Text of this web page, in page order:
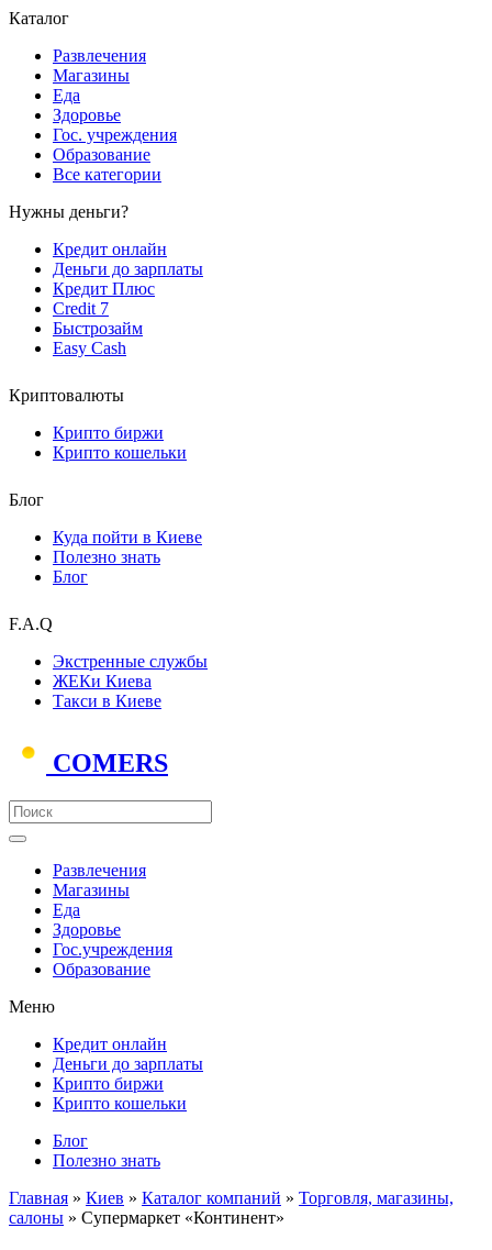
Каталог
Развлечения
Магазины
Еда
Здоровье
Гос. учреждения
Образование
Все категории
Нужны деньги?
Кредит онлайн
Деньги до зарплаты
Кредит Плюс
Credit 7
Быстрозайм
Easy Cash
Криптовалюты
Крипто биржи
Крипто кошельки
Блог
Куда пойти в Киеве
Полезно знать
Блог
F.A.Q
Экстренные службы
ЖЕКи Киева
Такси в Киеве
COMERS
Развлечения
Магазины
Еда
Здоровье
Гос.учреждения
Образование
Меню
Кредит онлайн
Деньги до зарплаты
Крипто биржи
Крипто кошельки
Блог
Полезно знать
Главная » Киев » Каталог компаний » Торговля, магазины,
салоны » Супермаркет «Континент»